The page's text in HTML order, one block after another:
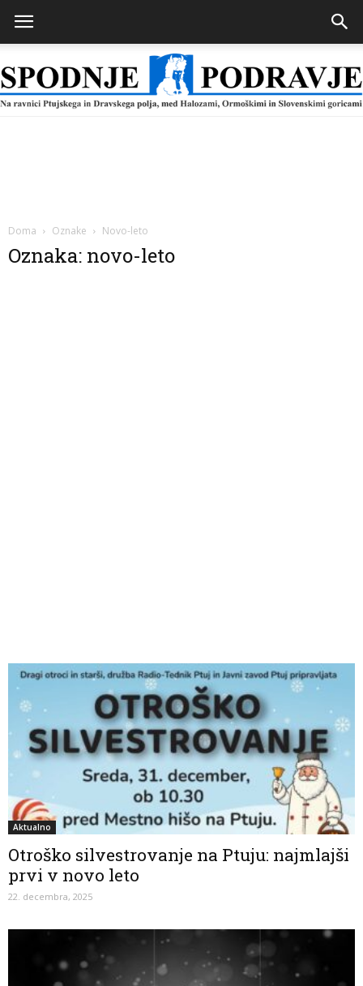
Doma Oznake Novo-leto
Oznaka: novo-leto
Aktualno
Otroško silvestrovanje na Ptuju: najmlajši
prvi v novo leto
22. decembra, 2025